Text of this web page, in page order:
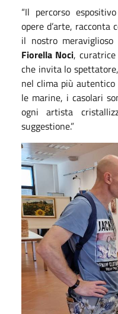
“Il percorso
opere d’arte, racconta
il nostro meraviglioso
Fiorella Noci, curatrice
che invita lo
nel clima più
le marine, i casolari
ogni artista
suggestione.”